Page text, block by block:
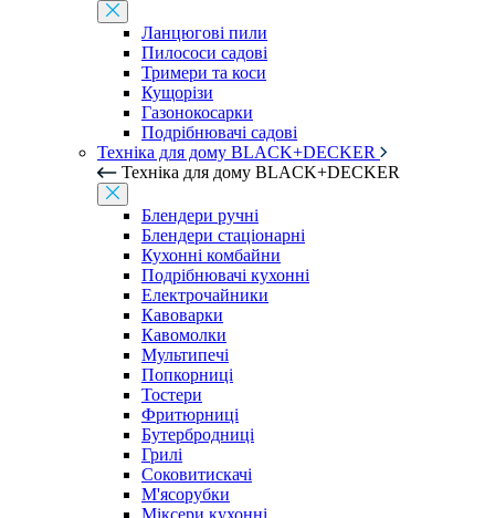
Ланцюгові пили
Пилососи садові
Тримери та коси
Кущорізи
Газонокосарки
Подрібнювачі садові
Техніка для дому BLACK+DECKER
Техніка для дому BLACK+DECKER
Блендери ручні
Блендери стаціонарні
Кухонні комбайни
Подрібнювачі кухонні
Електрочайники
Кавоварки
Кавомолки
Мультипечі
Попкорниці
Тостери
Фритюрниці
Бутербродниці
Грилі
Соковитискачі
М'ясорубки
Міксери кухонні